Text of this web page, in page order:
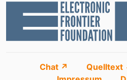
Chat ↗ Quelltext